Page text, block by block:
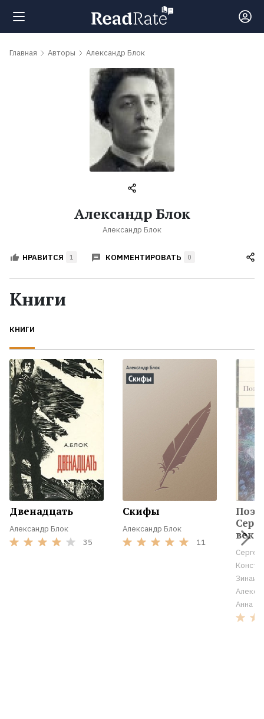
Поиск
обсуждаемые
Авторы
Жанры
Экранизации
Коллекции
Главная Авторы Александр Блок
Александр Блок
Александр Блок
НРАВИТСЯ 1 КОММЕНТИРОВАТЬ 0
Книги
КНИГИ
Двенадцать
Александр Блок
35
Скифы
Александр Блок
11
века
Сергей
Анна